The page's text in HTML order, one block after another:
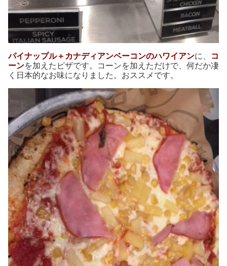
パイナップル＋カナディアンベーコンのハワイアンに、
コ
ーンを加えたピザです。コーンを加えただけで、何だか凄
く日本的なお味になりました。おススメです。